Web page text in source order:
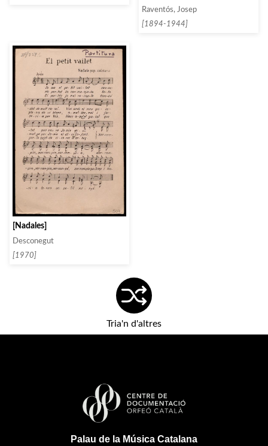
Raventós, Josep
[1894-1944]
[Nadales]
Desconegut
[1970]
Tria'n d'altres
Palau de la Música Catalana